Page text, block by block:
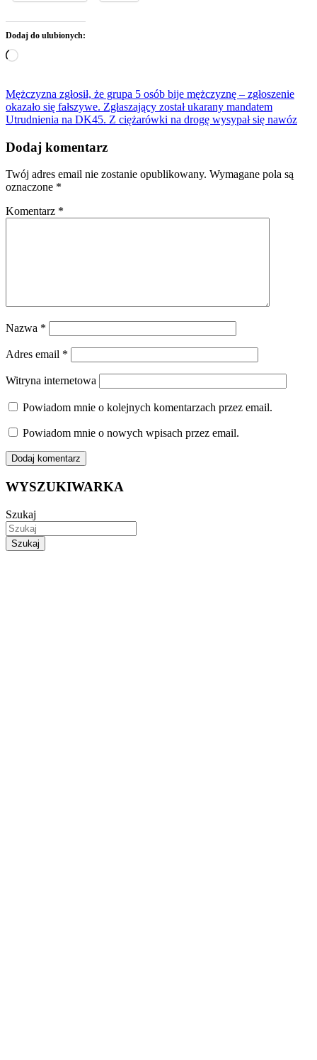
Dodaj do ulubionych:
Wczytywanie…
Nawigacja
wpisu
Mężczyzna zgłosił, że grupa 5 osób bije mężczyznę – zgłoszenie
okazało się fałszywe. Zgłaszający został ukarany mandatem
Utrudnienia na DK45. Z ciężarówki na drogę wysypał się nawóz
Dodaj komentarz
Twój adres email nie zostanie opublikowany. Wymagane pola są
oznaczone *
Komentarz *
Nazwa *
Adres email *
Witryna internetowa
Powiadom mnie o kolejnych komentarzach przez email.
Powiadom mnie o nowych wpisach przez email.
WYSZUKIWARKA
Szukaj
Szukaj